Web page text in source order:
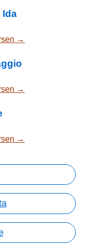
Ida
→
→
→